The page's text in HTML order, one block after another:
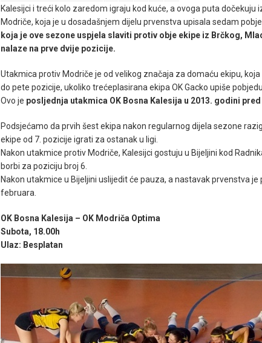
Kalesijci i treći kolo zaredom igraju kod kuće, a ovoga puta dočekuju
Modriče, koja je u dosadašnjem dijelu prvenstva upisala sedam
koja je ove sezone uspjela slaviti protiv obje ekipe iz Brčkog,
nalaze na prve dvije pozicije.
Utakmica protiv Modriče je od velikog značaja za domaću ekipu,
do pete pozicije, ukoliko trećeplasirana ekipa OK Gacko upiše
Ovo je posljednja utakmica OK Bosna Kalesija u 2013. godini
Podsjećamo da prvih šest ekipa nakon regularnog dijela sezone
ekipe od 7. pozicije igrati za ostanak u ligi.
Nakon utakmice protiv Modriče, Kalesijci gostuju u Bijeljini kod
borbi za poziciju broj 6.
Nakon utakmice u Bijeljini uslijedit će pauza, a nastavak prvenstva je
februara.
OK Bosna Kalesija – OK Modriča Optima
Subota, 18.00h
Ulaz: Besplatan